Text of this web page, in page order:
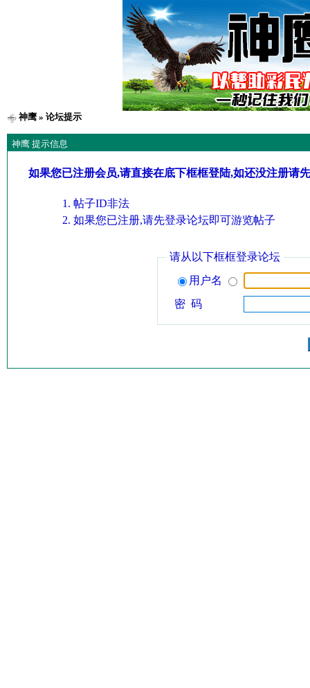
神鹰» 论坛提示
神鹰 提示信息
如果您已注册会员,请直接在底下框框登陆,如还没注册请
帖子ID非法
如果您已注册,请先登录论坛即可游览帖子
请从以下框框登录论坛
用户名
密 码